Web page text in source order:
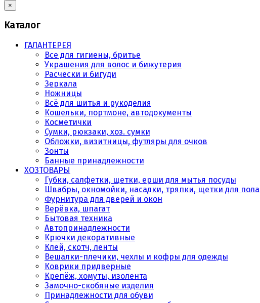
×
Каталог
ГАЛАНТЕРЕЯ
Все для гигиены, бритье
Украшения для волос и бижутерия
Расчески и бигуди
Зеркала
Ножницы
Всё для шитья и рукоделия
Кошельки, портмоне, автодокументы
Косметички
Сумки, рюкзаки, хоз. сумки
Обложки, визитницы, футляры для очков
Зонты
Банные принадлежности
ХОЗТОВАРЫ
Губки, салфетки, щетки, ерши для мытья посуды
Швабры, окномойки, насадки, тряпки, щетки для пола
Фурнитура для дверей и окон
Верёвка, шпагат
Бытовая техника
Автопринадлежности
Крючки декоративные
Клей, скотч, ленты
Вешалки-плечики, чехлы и кофры для одежды
Коврики придверные
Крепёж, хомуты, изолента
Замочно-скобяные изделия
Принадлежности для обуви